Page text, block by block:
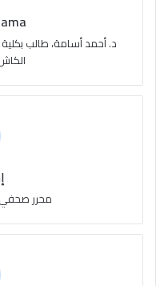
د. أحمد أسامة، طالب
الكاش :
محرر صحفي